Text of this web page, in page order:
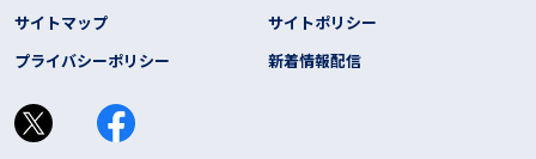
フッター リンク
サイトマップ
サイトポリシー
プライバシーポリシー
新着情報配信